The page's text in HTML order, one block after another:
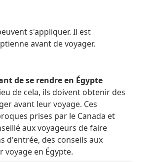
s'appliquer. Il est
avant de voyager.
de se rendre en Égypte
de cela, ils doivent obtenir des
avant leur voyage. Ces
prises par le Canada et
aux voyageurs de faire
d'entrée, des conseils aux
en Égypte.